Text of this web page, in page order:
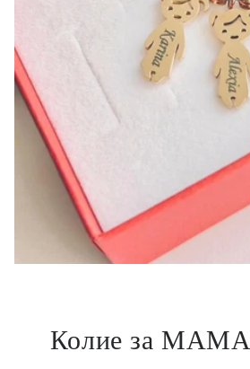
Колие за МАМА